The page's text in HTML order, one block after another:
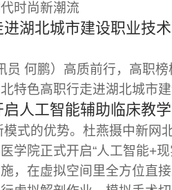
时尚新潮流
湖北城市建设职业技
员 何鹏）高质前行，高职
特色高职行走进湖北城市
人工智能辅助临床教
式的优势。杜燕摄中新网
学院正式开启“人工智能+
，在虚拟空间里全方位直